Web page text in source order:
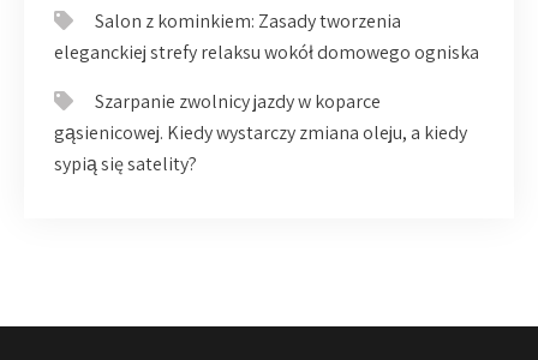
Salon z kominkiem: Zasady tworzenia
eleganckiej strefy relaksu wokół domowego ogniska
Szarpanie zwolnicy jazdy w koparce
gąsienicowej. Kiedy wystarczy zmiana oleju, a kiedy
sypią się satelity?